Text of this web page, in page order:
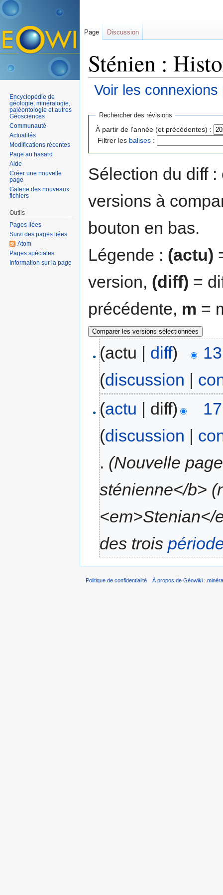
Sténien :
Voir les
Rechercher des révisions
À partir de l'année (et précédentes) :
Filtrer les balises :
Sélection du diff
versions à
bouton en bas.
Légende : (actu)
version, (diff) =
précédente, m =
(actu | diff)
(discussion |
(actu | diff)
(discussion |
. (Nouvelle
sténienne</b>
<em>Stenian</
des trois
Page Discussion
Encyclopédie de
géologie, minéralogie,
paléontologie et autres
Géosciences
Communauté
Actualités
Modifications récentes
Page au hasard
Aide
Créer une nouvelle
page
Galerie des nouveaux
fichiers
Outils
Pages liées
Suivi des pages liées
Atom
Pages spéciales
Information sur la page
Politique de confidentialité À propos de Géowiki :